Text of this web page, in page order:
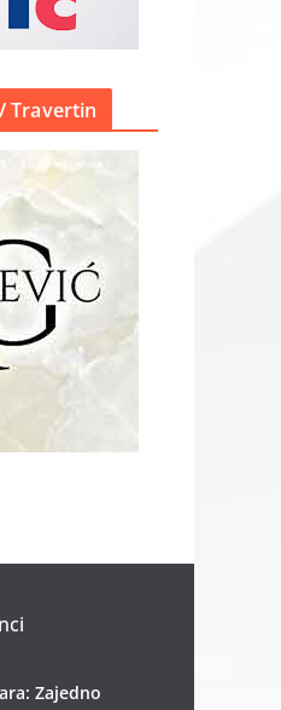
Travertin
Zajedno